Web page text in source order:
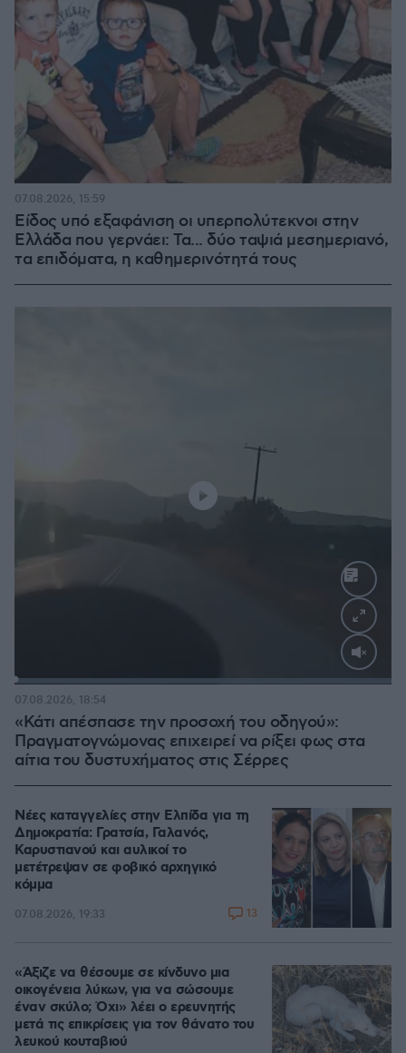
Είδος υπό εξαφάνιση οι υπερπολύτεκνοι στην
Ελλάδα που γερνάει: Τα... δύο ταψιά μεσημεριανό,
τα επιδόματα, η καθημερινότητά τους
07.08.2026, 15:59
Loaded:
«Κάτι απέσπασε την προσοχή του οδηγού»:
Πραγματογνώμονας επιχειρεί να ρίξει φως στα
αίτια του δυστυχήματος στις Σέρρες
07.08.2026, 18:54
Νέες καταγγελίες στην Ελπίδα για τη
Δημοκρατία: Γρατσία, Γαλανός,
Καρυστιανού και αυλικοί το
μετέτρεψαν σε φοβικό αρχηγικό
κόμμα
07.08.2026, 19:33 13
«Άξιζε να θέσουμε σε κίνδυνο μια
οικογένεια λύκων, για να σώσουμε
έναν σκύλο; Όχι» λέει ο ερευνητής
μετά τις επικρίσεις για τον θάνατο του
λευκού κουταβιού